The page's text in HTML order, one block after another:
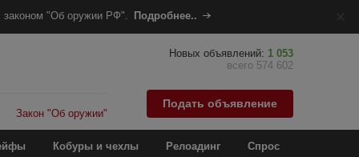
законом "Об оружии РФ". Подробнее..
Закон "Об оружии"
Новых объявлений: 1 053
всего 574 602
Подать объявление
Кобуры и чехлы Релоадинг Спрос